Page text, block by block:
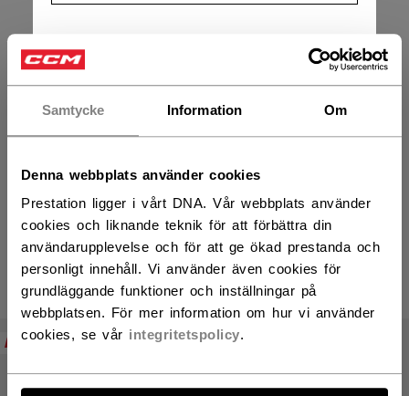
Samtycke Information Om
Denna webbplats använder cookies
Prestation ligger i vårt DNA. Vår webbplats använder
cookies och liknande teknik för att förbättra din
användarupplevelse och för att ge ökad prestanda och
personligt innehåll. Vi använder även cookies för
grundläggande funktioner och inställningar på
webbplatsen. För mer information om hur vi använder
cookies, se vår integritetspolicy.
FTW Axelskydd
PRODUKTER (2)
NEW